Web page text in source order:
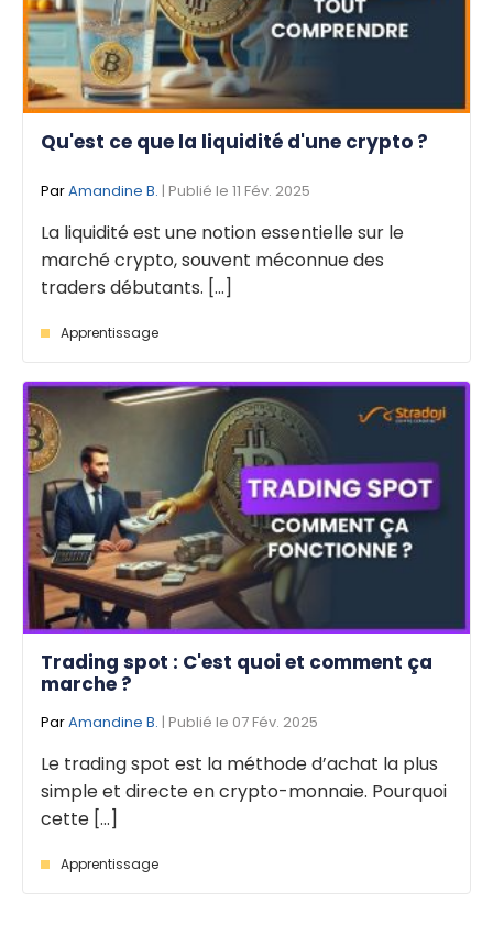
Qu'est ce que la liquidité d'une crypto ?
ParAmandine B. | Publié le 11 Fév. 2025
La liquidité est une notion essentielle sur le
marché crypto, souvent méconnue des
traders débutants. [...]
Apprentissage
Trading spot : C'est quoi et comment ça
marche ?
ParAmandine B. | Publié le 07 Fév. 2025
Le trading spot est la méthode d’achat la plus
simple et directe en crypto-monnaie. Pourquoi
cette [...]
Apprentissage